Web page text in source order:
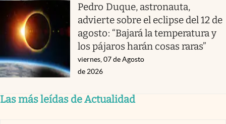
Pedro Duque, astronauta,
advierte sobre el eclipse del 12 de
agosto: “Bajará la temperatura y
los pájaros harán cosas raras”
viernes, 07 de Agosto
de 2026
Las más leídas de Actualidad